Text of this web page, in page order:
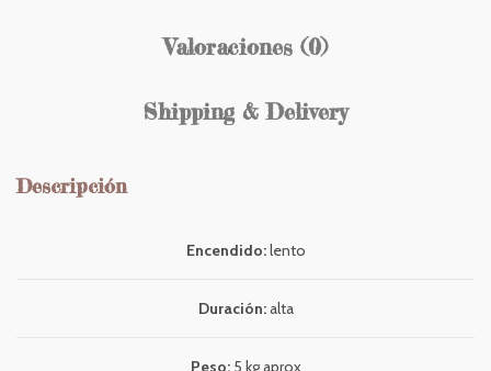
Valoraciones (0)
Shipping & Delivery
Descripción
Encendido:lento
Duración:alta
Peso:5 kg aprox